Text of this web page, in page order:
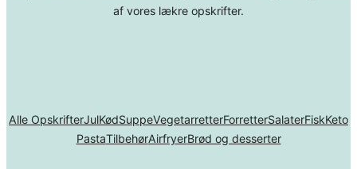
af vores lækre opskrifter.
Alle OpskrifterJulKødSuppeVegetarretterForretterSalaterFiskKeto
PastaTilbehørAirfryerBrød og desserter